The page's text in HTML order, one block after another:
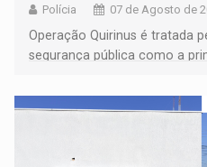
Polícia 07 de Agosto de
Operação Quirinus é tratada
segurança pública como a